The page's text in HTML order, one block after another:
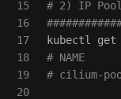
15
16
17
18
19
20
# 2) IP Pool
# NAME
# cilium-